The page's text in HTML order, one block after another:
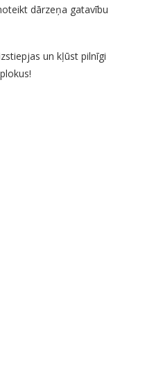
dārzeņa gatavību
un kļūst pilnīgi